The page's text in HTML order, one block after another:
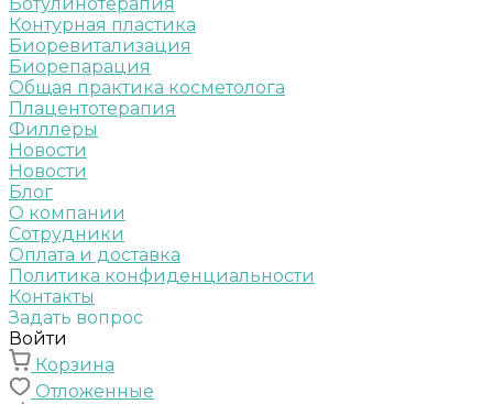
Контурная пластика
Биоревитализация
Биорепарация
Общая практика косметолога
Плацентотерапия
Филлеры
Новости
Новости
Блог
О компании
Сотрудники
Оплата и доставка
Политика конфиденциальности
Контакты
Задать вопрос
Войти
Корзина
Отложенные